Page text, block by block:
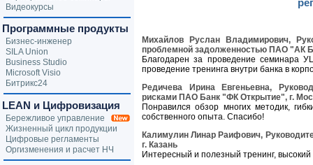
Михайлов Руслан Владимирович,
проблемной задолженностью ПАО "АК
Благодарен за проведение семинара
проведение тренинга внутри банка в
Редичева Ирина Евгеньевна,
рисками ПАО Банк "ФК Открытие", г.
Понравился обзор многих методик,
собственного опыта. Спасибо!
Калимулин Линар Раифович,
г. Казань
Интересный и полезный тренинг,
Видеокурсы
Программные продукты
Бизнес-инженер
SILA Union
Business Studio
Microsoft Visio
Битрикс24
LEAN и Цифровизация
Бережливое управление
Жизненный цикл продукции
Цифровые регламенты
Оргизменения и расчет НЧ